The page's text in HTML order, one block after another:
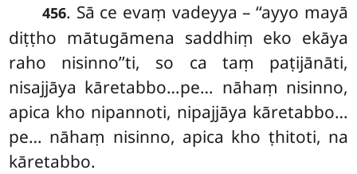
456. Sā ce evaṃ vadeyya – ‘‘ayyo mayā
diṭṭho mātugāmena saddhiṃ eko ekāya
raho nisinno’’ti, so ca taṃ paṭijānāti,
nisajjāya kāretabbo…pe… nāhaṃ nisinno,
apica kho nipannoti, nipajjāya kāretabbo…
pe… nāhaṃ nisinno, apica kho ṭhitoti, na
kāretabbo.